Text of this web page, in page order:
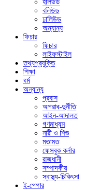
হলিউড
বলিউড
ঢালিউড
অন্যান্য
ফিচার
ফিচার
লাইফস্টাইল
তথ্যপ্রযুক্তি
শিক্ষা
ধর্ম
অন্যান্য
প্রবাস
অপরাধ-দুর্নীতি
আইন-আদালত
গণমাধ্যম
নারী ও শিশু
মতামত
ফেসবুক কর্নার
রাজধানী
সম্পাদকীয়
স্বাস্থ্য-চিকিৎসা
ই-পেপার